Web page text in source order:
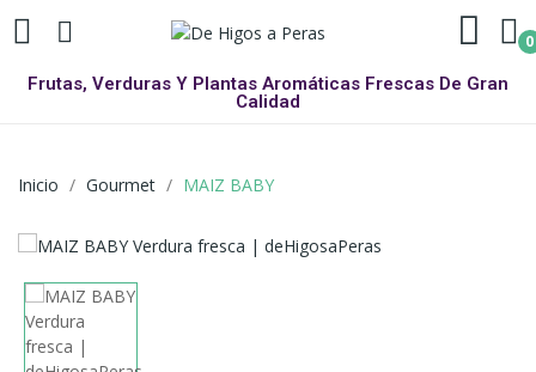
0
Frutas, Verduras Y Plantas Aromáticas Frescas De Gran
Calidad
Inicio Gourmet MAIZ BABY